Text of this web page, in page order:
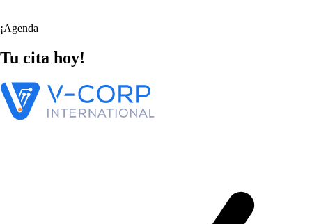
¡Agenda
Tu cita hoy!